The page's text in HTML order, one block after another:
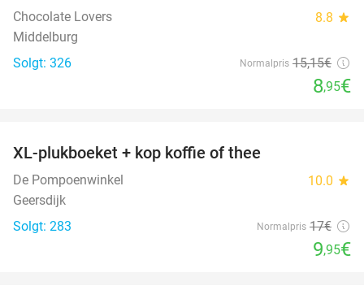
Chocolate Lovers 8.8 star
Middelburg
Solgt: 326
Normalpris 15,15€
8,95€
XL-plukboeket + kop koffie of thee
De Pompoenwinkel 10.0 star
Geersdijk
Solgt: 283
Normalpris 17€
9,95€